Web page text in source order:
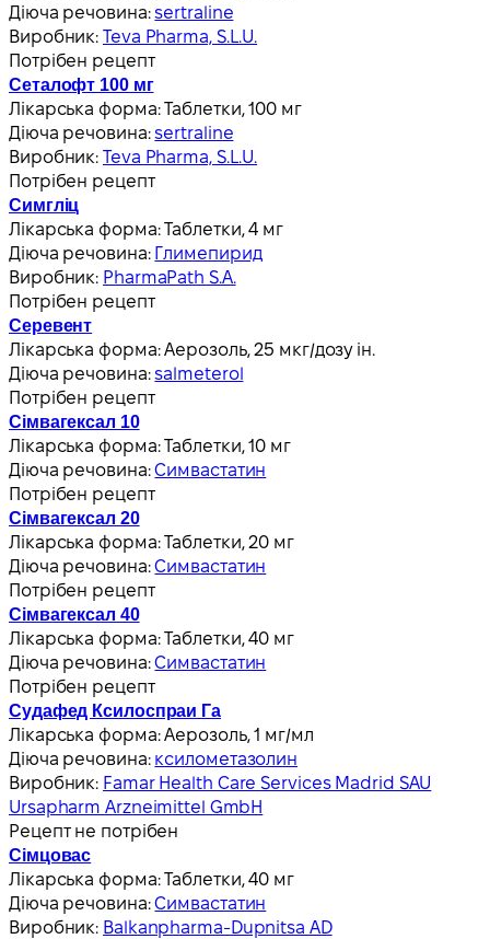
Діюча речовина:sertraline
Виробник:Teva Pharma, S.L.U.
Потрібен рецепт
Сеталофт 100 мг
Лікарська форма:Таблетки, 100 мг
Діюча речовина:sertraline
Виробник:Teva Pharma, S.L.U.
Потрібен рецепт
Симгліц
Лікарська форма:Таблетки, 4 мг
Діюча речовина: Глимепирид
Виробник: PharmaPath S.A.
Потрібен рецепт
Серевент
Лікарська форма:Аерозоль, 25 мкг/дозу ін.
Діюча речовина:salmeterol
Потрібен рецепт
Сімвагексал 10
Лікарська форма:Таблетки, 10 мг
Діюча речовина:Симвастатин
Потрібен рецепт
Сімвагексал 20
Лікарська форма:Таблетки, 20 мг
Діюча речовина:Симвастатин
Потрібен рецепт
Сімвагексал 40
Лікарська форма:Таблетки, 40 мг
Діюча речовина:Симвастатин
Потрібен рецепт
Судафед Ксилоспраи Га
Лікарська форма:Аерозоль, 1 мг/мл
Діюча речовина: ксилометазолин
Виробник: Famar Health Care Services Madrid SAU
Ursapharm Arzneimittel GmbH
Рецепт не потрібен
Сімцовас
Лікарська форма:Таблетки, 40 мг
Діюча речовина:Симвастатин
Виробник: Balkanpharma-Dupnitsa AD